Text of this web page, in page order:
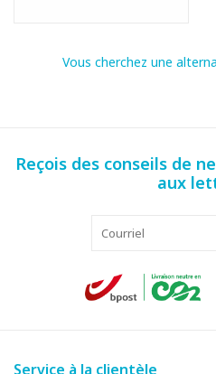
Vous cherchez une
Reçois des conseils de
aux
Service à la clientèle